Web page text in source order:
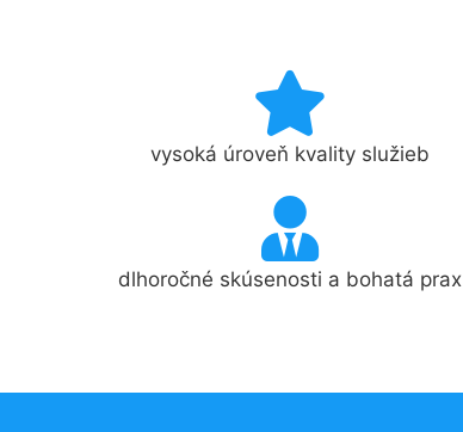
vysoká úroveň kvality služieb
dlhoročné skúsenosti a bohatá prax